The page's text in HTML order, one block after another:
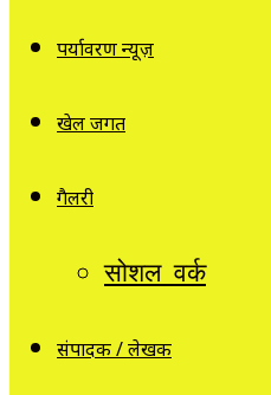
पर्यावरण न्यूज़
खेल जगत
गैलरी
सोशल वर्क
संपादक / लेखक